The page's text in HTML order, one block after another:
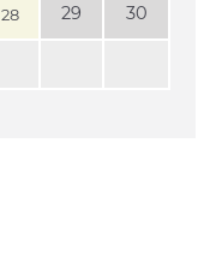
28 29 30